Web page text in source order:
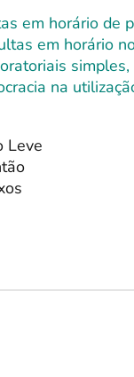
em horário de
em horário
na
Leve